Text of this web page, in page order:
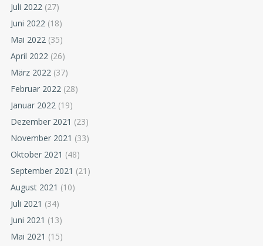
Juli 2022 (27)
Juni 2022 (18)
Mai 2022 (35)
April 2022 (26)
März 2022 (37)
Februar 2022 (28)
Januar 2022 (19)
Dezember 2021 (23)
November 2021 (33)
Oktober 2021 (48)
September 2021 (21)
August 2021 (10)
Juli 2021 (34)
Juni 2021 (13)
Mai 2021 (15)